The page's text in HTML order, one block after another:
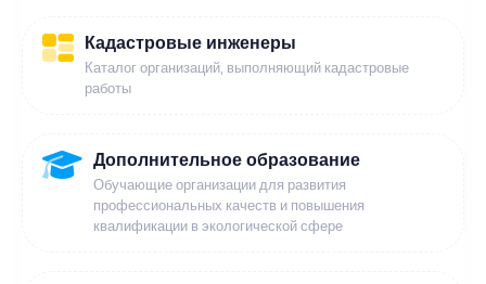
Кадастровые инженеры
Каталог организаций, выполняющий кадастровые
работы
Дополнительное образование
Обучающие организации для развития
профессиональных качеств и повышения
квалификации в экологической сфере